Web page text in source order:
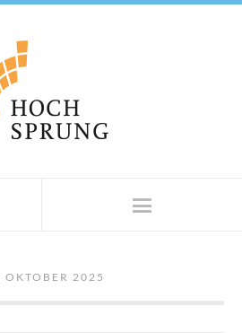
OKTOBER 2025